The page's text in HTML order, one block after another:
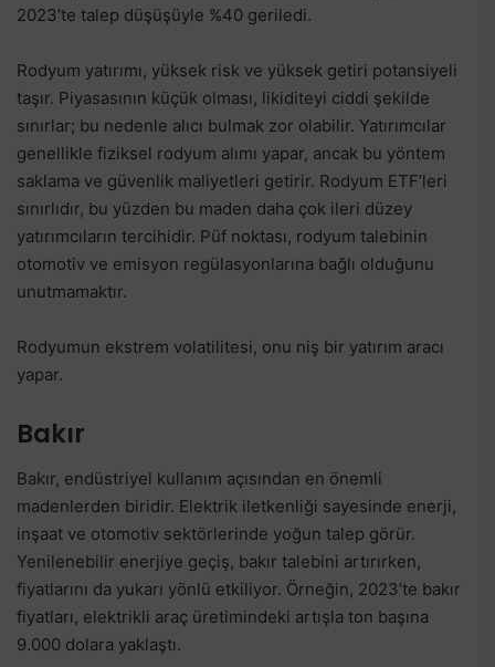
2023’te talep düşüşüyle %40 geriledi.
Rodyum yatırımı, yüksek risk ve yüksek getiri potansiyeli
taşır. Piyasasının küçük olması, likiditeyi ciddi şekilde
sınırlar; bu nedenle alıcı bulmak zor olabilir. Yatırımcılar
genellikle fiziksel rodyum alımı yapar, ancak bu yöntem
saklama ve güvenlik maliyetleri getirir. Rodyum ETF’leri
sınırlıdır, bu yüzden bu maden daha çok ileri düzey
yatırımcıların tercihidir. Püf noktası, rodyum talebinin
otomotiv ve emisyon regülasyonlarına bağlı olduğunu
unutmamaktır.
Rodyumun ekstrem volatilitesi, onu niş bir yatırım aracı
yapar.
Bakır
Bakır, endüstriyel kullanım açısından en önemli
madenlerden biridir. Elektrik iletkenliği sayesinde enerji,
inşaat ve otomotiv sektörlerinde yoğun talep görür.
Yenilenebilir enerjiye geçiş, bakır talebini artırırken,
fiyatlarını da yukarı yönlü etkiliyor. Örneğin, 2023’te bakır
fiyatları, elektrikli araç üretimindeki artışla ton başına
9.000 dolara yaklaştı.